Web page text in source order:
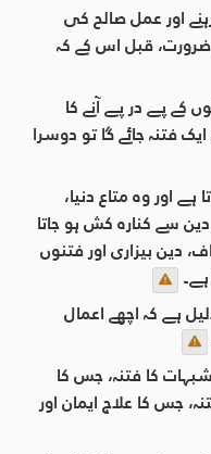
اور عمل صالح کی
قبل اس کے کہ
کے پے در پے آنے کا
فتنہ جائے گا تو دوسرا
اور وہ متاع دنیا،
سے کنارہ کش ہو جاتا
دین بیزاری اور فتنوں
ہے کہ اچھے اعمال
کا فتنہ، جس کا
جس کا علاج ایمان اور